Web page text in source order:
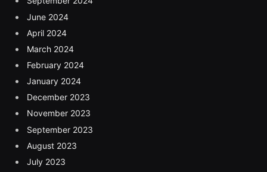
June 2024
April 2024
March 2024
February 2024
January 2024
December 2023
November 2023
September 2023
August 2023
July 2023